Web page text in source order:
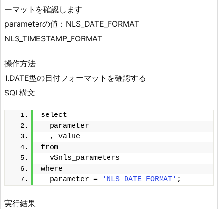
ーマットを確認します
parameterの値：NLS_DATE_FORMAT
NLS_TIMESTAMP_FORMAT
操作方法
1.DATE型の日付フォーマットを確認する
SQL構文
select
  parameter
  , value
from
  v$nls_parameters
where
  parameter =
'NLS_DATE_FORMAT' ;
実行結果